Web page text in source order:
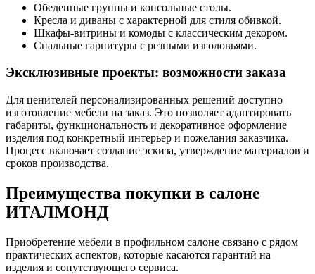
Обеденные группы и консольные столы.
Кресла и диваны с характерной для стиля обивкой.
Шкафы-витрины и комоды с классическим декором.
Спальные гарнитуры с резными изголовьями.
Эксклюзивные проекты: возможности заказа
Для ценителей персонализированных решений доступно
изготовление мебели на заказ. Это позволяет адаптировать
габариты, функциональность и декоративное оформление
изделия под конкретный интерьер и пожелания заказчика.
Процесс включает создание эскиза, утверждение материалов и
сроков производства.
Преимущества покупки в салоне
ИТАЛМОНД
Приобретение мебели в профильном салоне связано с рядом
практических аспектов, которые касаются гарантий на
изделия и сопутствующего сервиса.